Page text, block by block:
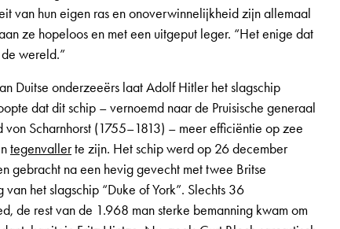
van hun eigen ras en onoverwinnelijkheid zijn allemaal
ze hopeloos en met een uitgeput leger. “Het enige dat
wereld.”
Duitse onderzeeërs laat Adolf Hitler het slagschip
dat dit schip – vernoemd naar de Pruisische generaal
Scharnhorst (1755–1813) – meer efficiëntie op zee
tegenvallerte zijn. Het schip werd op 26 december
gebracht na een hevig gevecht met twee Britse
het slagschip “Duke of York”. Slechts 36
de rest van de 1.968 man sterke bemanning kwam om